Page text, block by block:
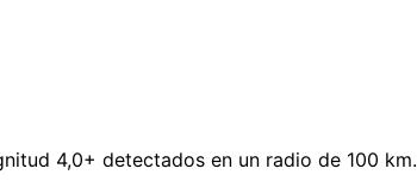
4,0+ detectados en un radio de 100 km.